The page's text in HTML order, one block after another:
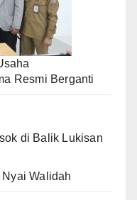
Resmi Berganti
di Balik Lukisan
Walidah